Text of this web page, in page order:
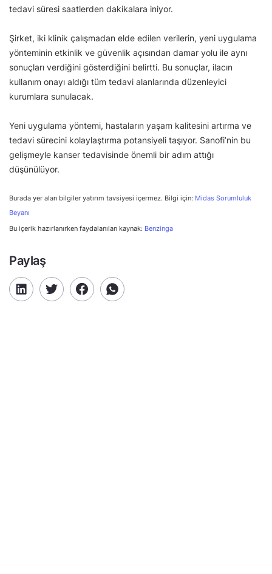
tedavi süresi saatlerden dakikalara iniyor.
Şirket, iki klinik çalışmadan elde edilen verilerin, yeni uygulama
yönteminin etkinlik ve güvenlik açısından damar yolu ile aynı
sonuçları verdiğini gösterdiğini belirtti. Bu sonuçlar, ilacın
kullanım onayı aldığı tüm tedavi alanlarında düzenleyici
kurumlara sunulacak.
Yeni uygulama yöntemi, hastaların yaşam kalitesini artırma ve
tedavi sürecini kolaylaştırma potansiyeli taşıyor. Sanofi’nin bu
gelişmeyle kanser tedavisinde önemli bir adım attığı
düşünülüyor.
Burada yer alan bilgiler yatırım tavsiyesi içermez. Bilgi için: Midas Sorumluluk
Beyanı
Bu içerik hazırlanırken faydalanılan kaynak: Benzinga
Paylaş